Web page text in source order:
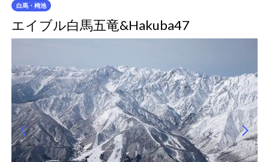
白馬・栂池
エイブル白馬五竜&Hakuba47